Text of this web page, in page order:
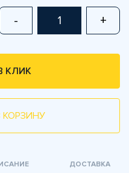
- +
КЛИК
КОРЗИНУ
ДОСТАВКА